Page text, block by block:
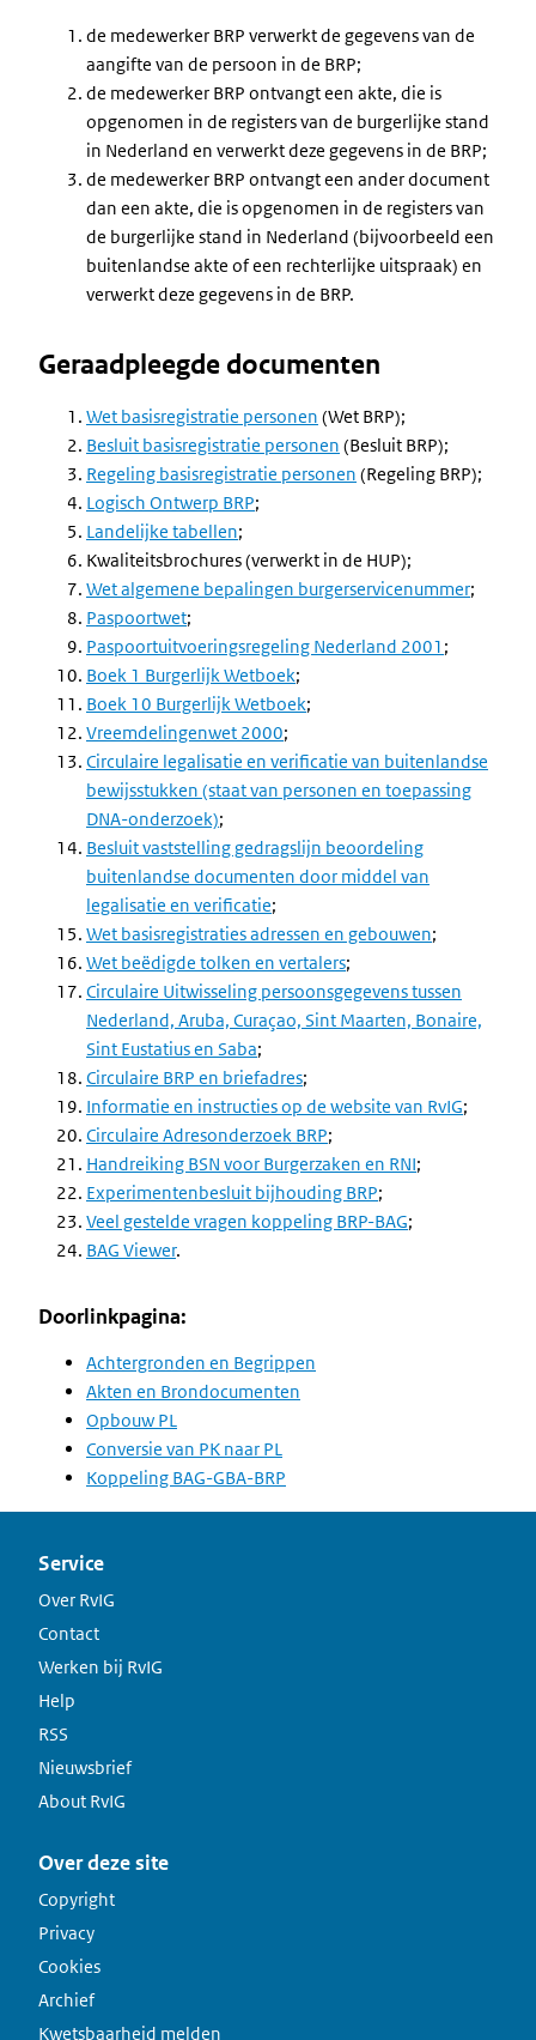
de medewerker BRP verwerkt de gegevens van de
aangifte van de persoon in de BRP;
de medewerker BRP ontvangt een akte, die is
opgenomen in de registers van de burgerlijke stand
in Nederland en verwerkt deze gegevens in de BRP;
de medewerker BRP ontvangt een ander document
dan een akte, die is opgenomen in de registers van
de burgerlijke stand in Nederland (bijvoorbeeld een
buitenlandse akte of een rechterlijke uitspraak) en
verwerkt deze gegevens in de BRP.
Geraadpleegde documenten
Wet basisregistratie personen (Wet BRP);
Besluit basisregistratie personen (Besluit BRP);
Regeling basisregistratie personen (Regeling BRP);
Logisch Ontwerp BRP;
Landelijke tabellen;
Kwaliteitsbrochures (verwerkt in de HUP);
Wet algemene bepalingen burgerservicenummer;
Paspoortwet;
Paspoortuitvoeringsregeling Nederland 2001 ;
Boek 1 Burgerlijk Wetboek;
Boek 10 Burgerlijk Wetboek;
Vreemdelingenwet 2000;
Circulaire legalisatie en verificatie van buitenlandse
bewijsstukken (staat van personen en toepassing
DNA-onderzoek);
Besluit vaststelling gedragslijn beoordeling
buitenlandse documenten door middel van
legalisatie en verificatie;
Wet basisregistraties adressen en gebouwen;
Wet beëdigde tolken en vertalers;
Circulaire Uitwisseling persoonsgegevens tussen
Nederland, Aruba, Curaçao, Sint Maarten, Bonaire,
Sint Eustatius en Saba;
Circulaire BRP en briefadres;
Informatie en instructies op de website van RvIG;
Circulaire Adresonderzoek BRP;
Handreiking BSN voor Burgerzaken en RNI;
Experimentenbesluit bijhouding BRP;
Veel gestelde vragen koppeling BRP-BAG;
BAG Viewer.
Doorlinkpagina:
Achtergronden en Begrippen
Akten en Brondocumenten
Opbouw PL
Conversie van PK naar PL
Koppeling BAG-GBA-BRP
Service
Over RvIG
Contact
Werken bij RvIG
Help
RSS
Nieuwsbrief
About RvIG
Over deze site
Copyright
Privacy
Cookies
Archief
Kwetsbaarheid melden